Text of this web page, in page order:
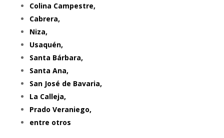
Colina Campestre,
Cabrera,
Niza,
Usaquén,
Santa Bárbara,
Santa Ana,
San José de Bavaria,
La Calleja,
Prado Veraniego,
entre otros